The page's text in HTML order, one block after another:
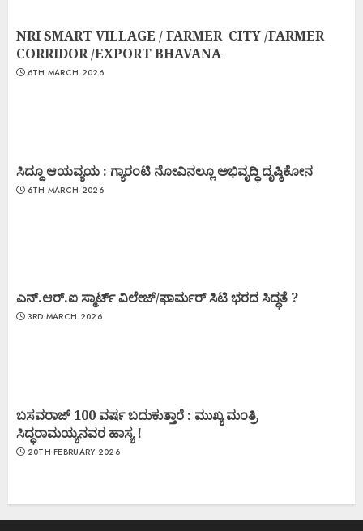
NRI SMART VILLAGE / FARMER CITY /FARMER
CORRIDOR /EXPORT BHAVANA
6TH MARCH 2026
ಸಿದ್ದೂ ಆಯವ್ಯಯ : ಗ್ಯಾರಂಟಿ ನೋವಿನಲ್ಲೂ ಅಭಿವೃದ್ಧಿ ದೃಷ್ಠಿಕೋನ
6TH MARCH 2026
ಎನ್.ಆರ್.ಐ ಸ್ಮಾರ್ಟ್ ವಿಲೇಜ್/ಫಾರ್ಮರ್ ಸಿಟಿ ಭರದ ಸಿದ್ಧತೆ ?
3RD MARCH 2026
ಬಸವರಾಜ್ 100 ವರ್ಷ ಬದುಕುತ್ತಾರೆ : ಮುಖ್ಯ ಮಂತ್ರಿ
ಸಿದ್ಧರಾಮಯ್ಯನವರ ಹಾಸ್ಯ !
20TH FEBRUARY 2026